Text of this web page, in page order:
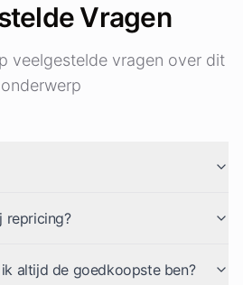
Vragen
veelgestelde vragen over dit
onderwerp
repricing?
altijd de goedkoopste ben?